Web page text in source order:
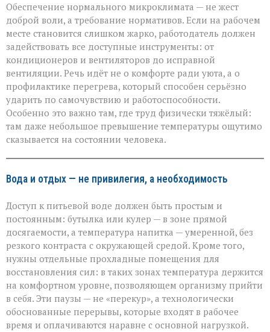
Обеспечение нормального микроклимата — не жест
доброй воли, а требование нормативов. Если на рабочем
месте становится слишком жарко, работодатель должен
задействовать все доступные инструменты: от
кондиционеров и вентиляторов до исправной
вентиляции. Речь идёт не о комфорте ради уюта, а о
профилактике перегрева, который способен серьёзно
ударить по самочувствию и работоспособности.
Особенно это важно там, где труд физически тяжёлый:
там даже небольшое превышение температуры ощутимо
сказывается на состоянии человека.
Вода и отдых — не привилегия, а необходимость
Доступ к питьевой воде должен быть простым и
постоянным: бутылка или кулер — в зоне прямой
досягаемости, а температура напитка — умеренной, без
резкого контраста с окружающей средой. Кроме того,
нужны отдельные прохладные помещения для
восстановления сил: в таких зонах температура держится
на комфортном уровне, позволяющем организму прийти
в себя. Эти паузы — не «перекур», а технологически
обоснованные перерывы, которые входят в рабочее
время и оплачиваются наравне с основной нагрузкой.